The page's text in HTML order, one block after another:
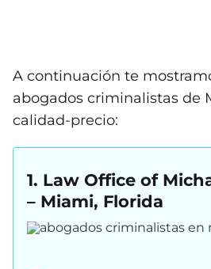
A continuación te
abogados criminalistas de
calidad-precio:
1. Law Office of
– Miami, Florida